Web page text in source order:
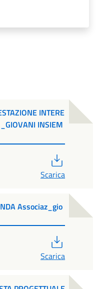
INTERE
INSIEM
Scarica
Associaz_gio
Scarica